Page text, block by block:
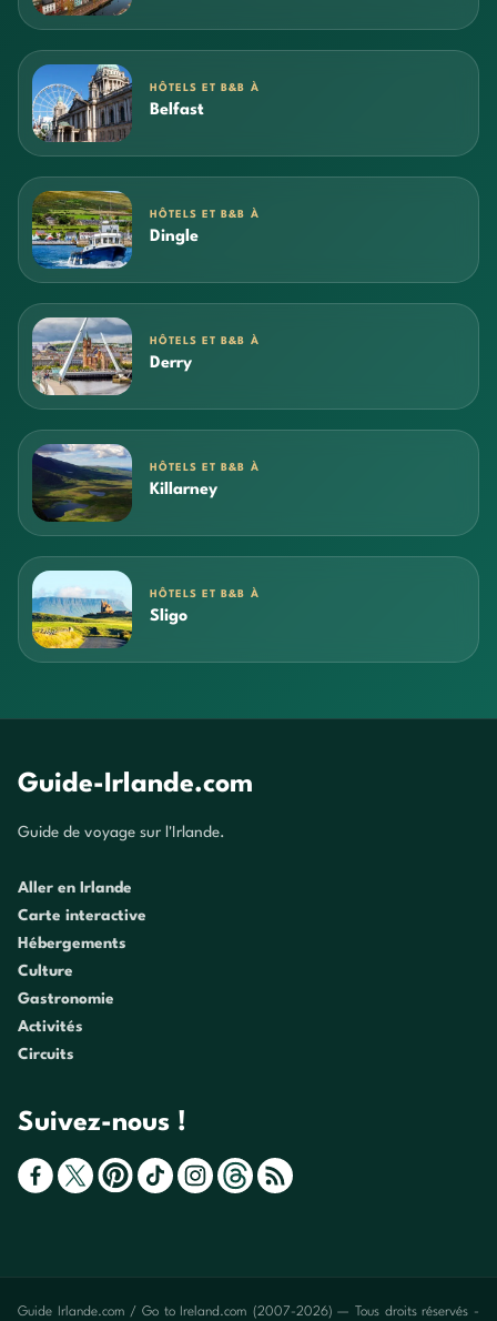
HÔTELS ET B&B À
Belfast
HÔTELS ET B&B À
Dingle
HÔTELS ET B&B À
Derry
HÔTELS ET B&B À
Killarney
HÔTELS ET B&B À
Sligo
Guide-Irlande.com
Guide de voyage sur l'Irlande.
Aller en Irlande
Carte interactive
Hébergements
Culture
Gastronomie
Activités
Circuits
Suivez-nous !
Guide Irlande.com / Go to Ireland.com (2007-2026) — Tous droits réservés -